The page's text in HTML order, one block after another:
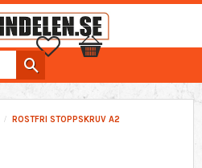
Favoriter
Kundvagn
ROSTFRI STOPPSKRUV A2